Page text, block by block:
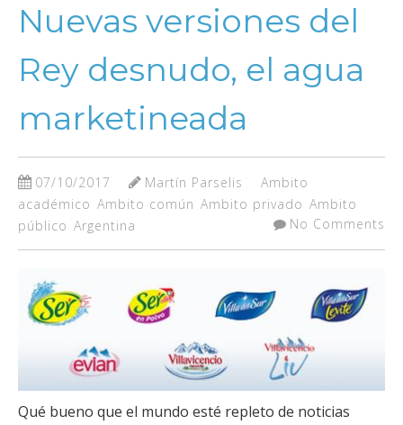
Nuevas versiones del
Rey desnudo, el agua
marketineada
07/10/2017 Martín Parselis
Ambito
académico Ambito común Ambito privado Ambito
público Argentina No Comments
Qué bueno que el mundo esté repleto de noticias